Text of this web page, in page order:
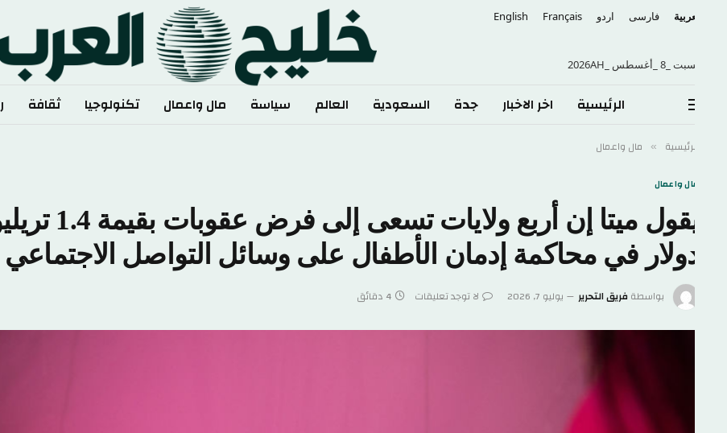
فارسی اردو English Français
الرئيسية اخر الاخبار جدة السعودية العالم سياسة مال واعمال تكنولوجيا ثقافة رياضة
» مال واعمال
واعمال
يقول ميتا إن أربع ولايات تسعى إلى فرض عقوبات بقيمة 1.4 تريليون
في محاكمة إدمان الأطفال على وسائل التواصل الاجتماعي
بواسطةفريق التحرير يوليو 7, 2026 لا توجد تعليقات 4 دقائق